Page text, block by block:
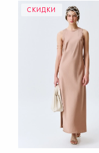
СКИДКИ